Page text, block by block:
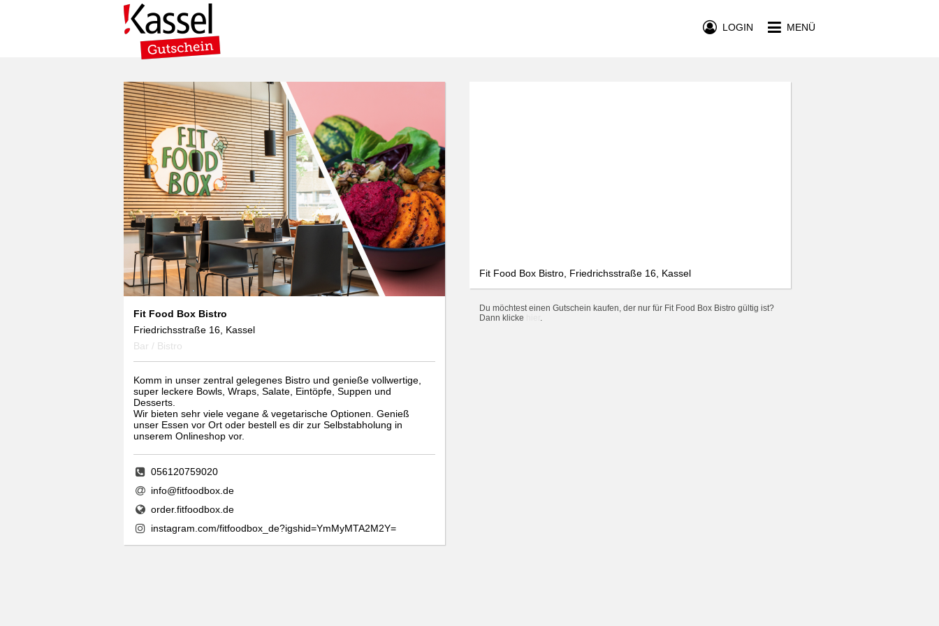
MENÜ
LOGIN
Fit Food Box Bistro
Friedrichsstraße 16, Kassel
Bar / Bistro
Komm in unser zentral gelegenes Bistro und genieße vollwertige,
super leckere Bowls, Wraps, Salate, Eintöpfe, Suppen und
Desserts.
Wir bieten sehr viele vegane & vegetarische Optionen. Genieß
unser Essen vor Ort oder bestell es dir zur Selbstabholung in
unserem Onlineshop vor.
056120759020
info@fitfoodbox.de
order.fitfoodbox.de
instagram.com/fitfoodbox_de?igshid=YmMyMTA2M2Y=
Fit Food Box Bistro, Friedrichsstraße 16, Kassel
Du möchtest einen Gutschein kaufen, der nur für Fit Food Box Bistro gültig ist?
Dann klicke
.